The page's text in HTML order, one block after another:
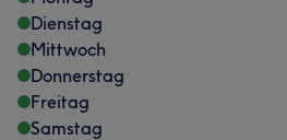
Dienstag
Mittwoch
Donnerstag
Freitag
Samstag